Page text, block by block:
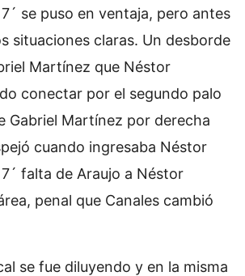
se puso en ventaja, pero antes
situaciones claras. Un desborde
Martínez que Néstor
conectar por el segundo palo
Gabriel Martínez por derecha
cuando ingresaba Néstor
falta de Araujo a Néstor
penal que Canales cambió
se fue diluyendo y en la misma